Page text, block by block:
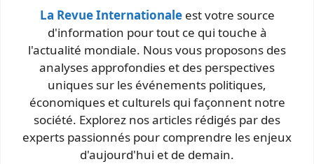
La Revue Internationaleest votre source
d'information pour tout ce qui touche à
l'actualité mondiale. Nous vous proposons des
analyses approfondies et des perspectives
uniques sur les événements politiques,
économiques et culturels qui façonnent notre
société. Explorez nos articles rédigés par des
experts passionnés pour comprendre les enjeux
d'aujourd'hui et de demain.